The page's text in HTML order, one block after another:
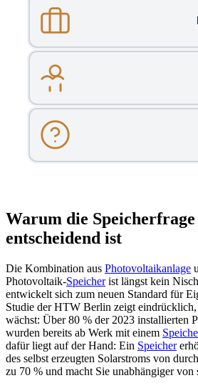
Warum die
entscheidend ist
Die Kombination aus Photovoltaikanlage
Photovoltaik-Speicherist längst kein
entwickelt sich zum neuen Standard für
Studie der HTW Berlin zeigt eindrücklich,
wächst: Über 80 % der 2023 installierten
wurden bereits ab Werk mit einem
dafür liegt auf der Hand: Ein Speicher
des selbst erzeugten Solarstroms von
zu 70 % und macht Sie unabhängiger von